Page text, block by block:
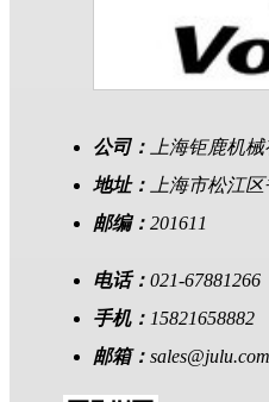
公司：
上海钜鹿机
地址：
上海市松江
邮编： 201611
电话： 021-67881266
手机： 15821658882
邮箱： sales@julu.com